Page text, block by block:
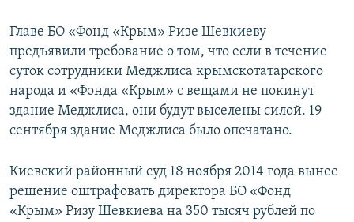
Главе БО «Фонд «Крым» Ризе Шевкиеву
предъявили требование о том, что если в течение
суток сотрудники Меджлиса крымскотатарского
народа и «Фонда «Крым» с вещами не покинут
здание Меджлиса, они будут выселены силой. 19
сентября здание Меджлиса было опечатано.
Киевский районный суд 18 ноября 2014 года вынес
решение оштрафовать директора БО «Фонд
«Крым» Ризу Шевкиева на 350 тысяч рублей по